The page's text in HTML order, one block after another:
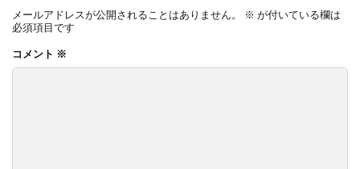
メールアドレスが公開されることはありません。 ※ が付いている欄は
必須項目です
コメント ※